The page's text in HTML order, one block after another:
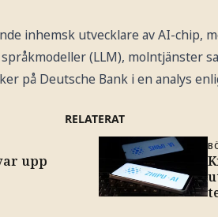
inhemsk utvecklare av AI-chip,
(LLM), molntjänster
på Deutsche Bank i en analys
RELATERAT
upp